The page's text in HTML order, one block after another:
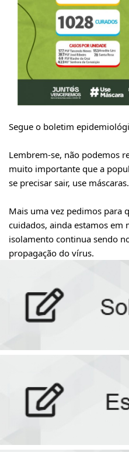
Segue o boletim
Lembrem-se, não podemos
muito importante que a
se precisar sair, use máscaras.
Mais uma vez pedimos para
cuidados, ainda estamos em
isolamento continua sendo
propagação do vírus.